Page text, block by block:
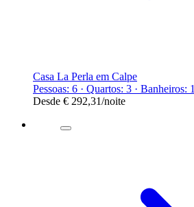
Casa La Perla em Calpe
Pessoas: 6 · Quartos: 3 · Banheiros: 1
Desde € 292,31/noite